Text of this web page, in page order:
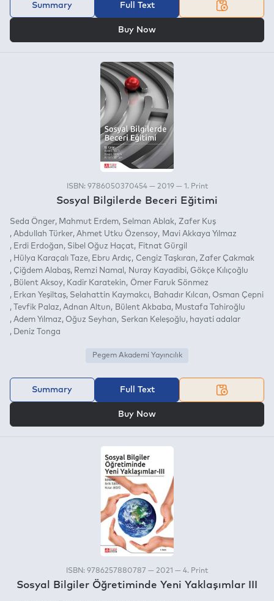
Summary Full Text
Buy Now
ISBN: 9786050370454 — 2019 — 1. Print
Sosyal Bilgilerde Beceri Eğitimi
Seda Önger Mahmut Erdem Selman Ablak Zafer Kuş
Abdullah Türker Ahmet Utku Özensoy
Mavi Akkaya Yılmaz
Erdi Erdoğan
Sibel Oğuz Haçat
Fitnat Gürgil
Hülya Karaçalı Taze
Ebru Ardıç Cengiz Taşkıran Zafer Çakmak
Çiğdem Alabaş
Remzi Namal Nuray Kayadibi Gökçe Kılıçoğlu
Bülent Aksoy
Kadir Karatekin
Ömer Faruk Sönmez
Erkan Yeşiltaş Selahattin Kaymakcı Bahadır Kılcan
Osman Çepni
Tevfik Palaz Adnan Altun Bülent Akbaba
Mustafa Tahiroğlu
Adem Yılmaz
Oğuz Seyhan Serkan Keleşoğlu
hayati adalar
Deniz Tonga
Pegem Akademi Yayıncılık
Summary Full Text
Buy Now
ISBN: 9786257880787 — 2021 — 4. Print
Sosyal Bilgiler Öğretiminde Yeni Yaklaşımlar III